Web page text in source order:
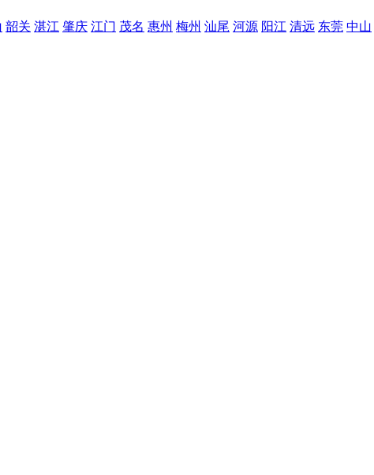
韶关 湛江 肇庆 江门 茂名 惠州 梅州 汕尾 河源 阳江 清远 东莞 中山